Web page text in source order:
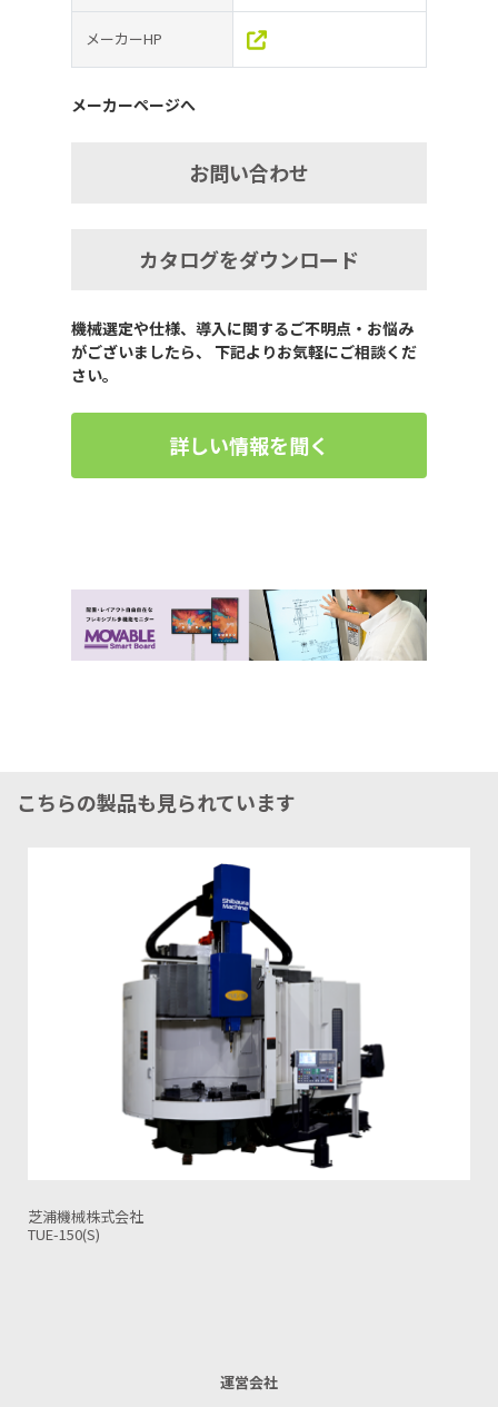
メーカーHP
メーカーページへ
お問い合わせ
カタログをダウンロード
機械選定や仕様、導入に関するご不明点・お悩み
がございましたら、 下記よりお気軽にご相談くだ
さい。
詳しい情報を聞く
こちらの製品も見られています
オークマ株式会社
運営会社